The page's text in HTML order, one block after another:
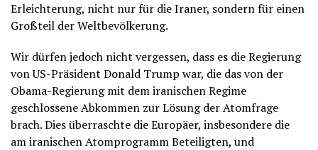
Erleichterung, nicht nur für die Iraner, sondern für einen
Großteil der Weltbevölkerung.
Wir dürfen jedoch nicht vergessen, dass es die Regierung
von US-Präsident Donald Trump war, die das von der
Obama-Regierung mit dem iranischen Regime
geschlossene Abkommen zur Lösung der Atomfrage
brach. Dies überraschte die Europäer, insbesondere die
am iranischen Atomprogramm Beteiligten, und